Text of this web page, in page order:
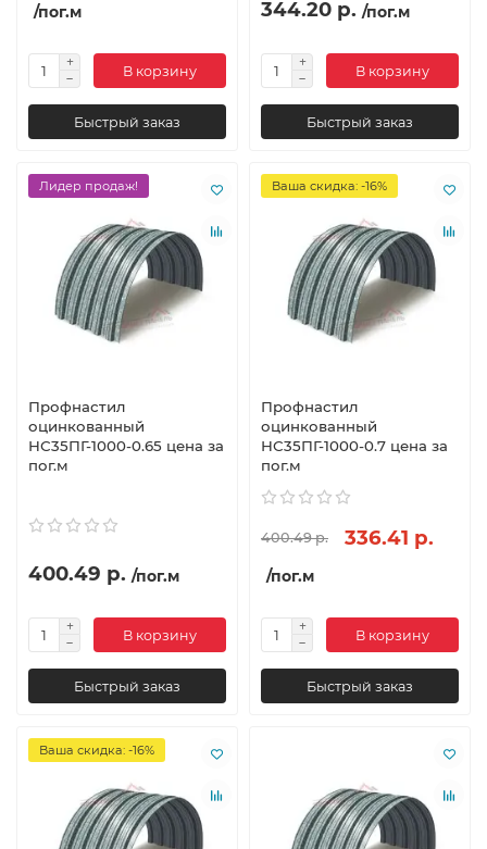
/пог.м
В корзину
Быстрый заказ
344.20 р. /пог.м
В корзину
Быстрый заказ
Лидер продаж!
Профнастил
оцинкованный
НС35ПГ-1000-0.65 цена за
пог.м
400.49 р. /пог.м
В корзину
Быстрый заказ
Ваша скидка: -16%
Профнастил
оцинкованный
НС35ПГ-1000-0.7 цена за
пог.м
400.49 р. 336.41 р.
/пог.м
В корзину
Быстрый заказ
Ваша скидка: -16%